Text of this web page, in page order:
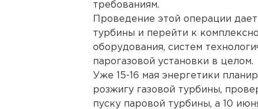
требованиям.
Проведение этой операции
турбины и перейти к
оборудования, систем
парогазовой установки в целом.
Уже 15-16 мая энергетики
розжигу газовой турбины,
пуску паровой турбины, а 10